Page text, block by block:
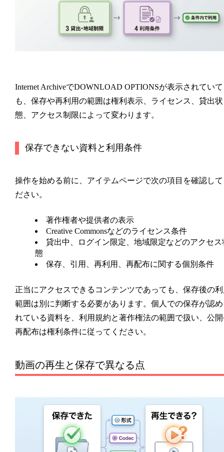
Internet ArchiveでDOWNLOAD OPTIONSが表示されていて
も、保存や再利用の範囲は権利表示、ライセンス、貸出状
態、アクセス制限によって変わります。
保存できない資料と利用条件
操作を始める前に、アイテムページで次の項目を確認し
ださい。
著作権者や提供者の表示
Creative Commonsなどのライセンス条件
貸出中、ログイン限定、地域限定などのアクセス
態
保存、引用、再利用、再配布に関する個別条件
正当にアクセスできるコンテンツであっても、保存後の
範囲は別に判断する必要があります。個人での保存が認
れている資料を、利用規約と著作権法の範囲で扱い、公
再配布は権利条件に従ってください。
動画の再生と保存で異なる点